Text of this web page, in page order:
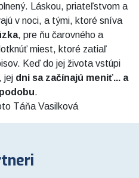
Láskou, priateľstvom a
v noci, a tými, ktoré sníva
, pre ňu čarovného a
miest, ktoré zatiaľ
Keď do jej života vstúpi
jej dni sa začínajú meniť... a
.
Táňa Vasilková